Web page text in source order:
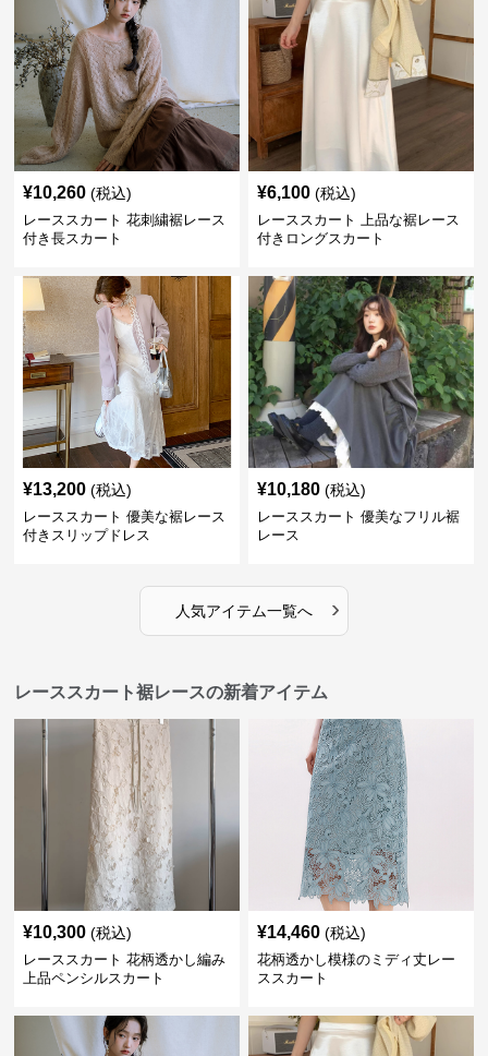
¥10,260 (税込)
レーススカート 花刺繍裾レース
付き長スカート
¥6,100 (税込)
レーススカート 上品な裾レース
付きロングスカート
¥13,200 (税込)
レーススカート 優美な裾レース
付きスリップドレス
¥10,180 (税込)
レーススカート 優美なフリル裾
レース
人気アイテム一覧へ ›
レーススカート裾レースの新着アイテム
¥10,300 (税込)
レーススカート 花柄透かし編み
上品ペンシルスカート
¥14,460 (税込)
花柄透かし模様のミディ丈レー
ススカート